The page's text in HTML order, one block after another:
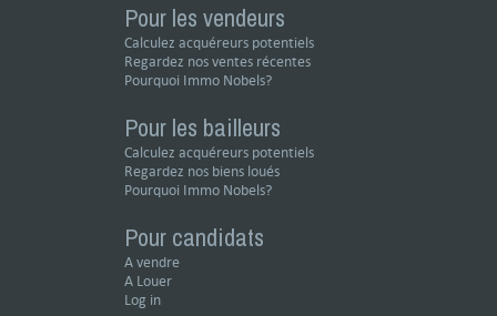
Pour les vendeurs
Calculez acquéreurs potentiels
Regardez nos ventes récentes
Pourquoi Immo Nobels?
Pour les bailleurs
Calculez acquéreurs potentiels
Regardez nos biens loués
Pourquoi Immo Nobels?
Pour candidats
A vendre
A Louer
Log in